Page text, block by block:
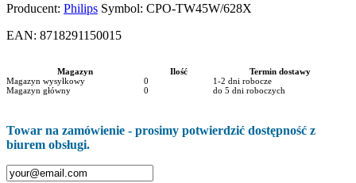
Producent: Philips Symbol: CPO-TW45W/628X
EAN: 8718291150015
Magazyn Ilość
Termin dostawy
Magazyn wysyłkowy
0
1-2 dni robocze
Magazyn główny
0 do 5 dni roboczych
Towar na zamówienie - prosimy potwierdzić dostępność z
biurem obsługi.